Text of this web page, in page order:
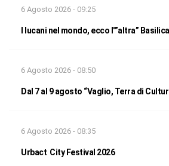
6 Agosto 2026 - 09:25
I lucani nel mondo, ecco l'”altra”
6 Agosto 2026 - 08:50
Dal 7 al 9 agosto “Vaglio, Terra di
6 Agosto 2026 - 08:35
Urbact City Festival 2026